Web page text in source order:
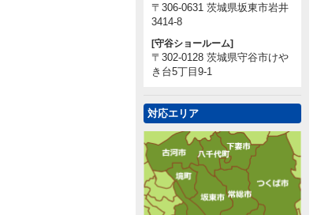
〒306-0631 茨城県坂東市岩井
3414-8
[守谷ショールーム]
〒302-0128 茨城県守谷市けや
き台5丁目9-1
対応エリア